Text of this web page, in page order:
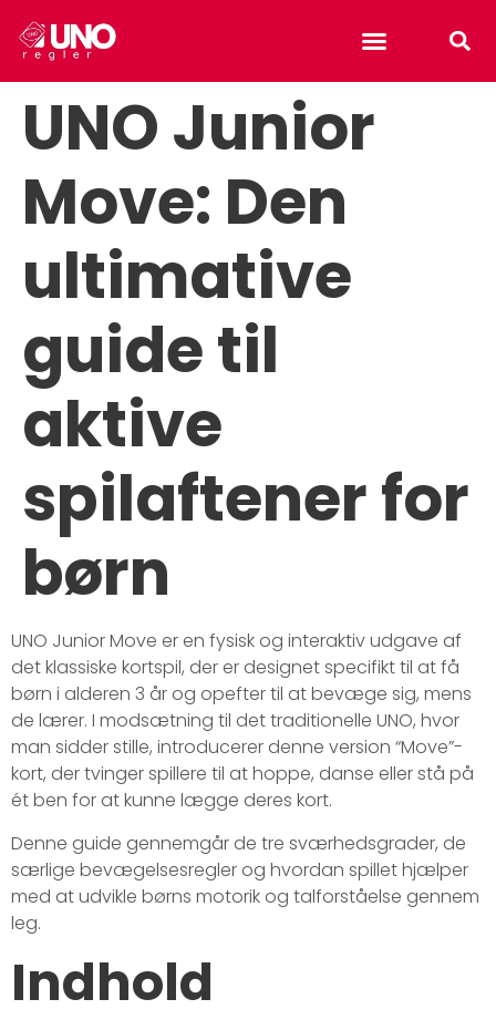
UNO Junior
Move: Den
ultimative
guide til
aktive
spilaftener for
børn
UNO Junior Move er en fysisk og interaktiv udgave af
det klassiske kortspil, der er designet specifikt til at få
børn i alderen 3 år og opefter til at bevæge sig, mens
de lærer. I modsætning til det traditionelle UNO, hvor
man sidder stille, introducerer denne version “Move”-
kort, der tvinger spillere til at hoppe, danse eller stå på
ét ben for at kunne lægge deres kort.
Denne guide gennemgår de tre sværhedsgrader, de
særlige bevægelsesregler og hvordan spillet hjælper
med at udvikle børns motorik og talforståelse gennem
leg.
Indhold